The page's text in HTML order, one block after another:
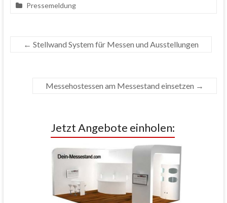
Pressemeldung
← Stellwand System für Messen und Ausstellungen
Messehostessen am Messestand einsetzen →
Jetzt Angebote einholen: